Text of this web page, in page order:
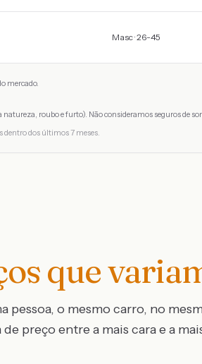
Masc · 26-45
mercado.
natureza, roubo e furto). Não consideramos seguros de
dos últimos 7 meses.
que
pessoa, o mesmo carro, no
preço entre a mais cara e a